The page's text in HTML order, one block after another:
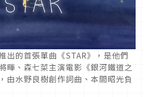
出的首張單曲《STAR》，是他們
暉、森七菜主演電影《銀河鐵道之
由水野良樹創作詞曲、本間昭光負